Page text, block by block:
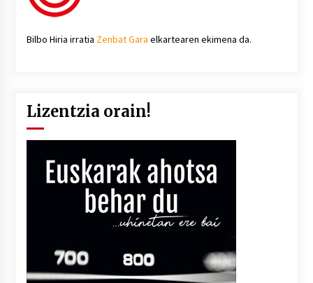
Bilbo Hiria irratia Zenbat Gara elkartearen ekimena da.
Lizentzia orain!